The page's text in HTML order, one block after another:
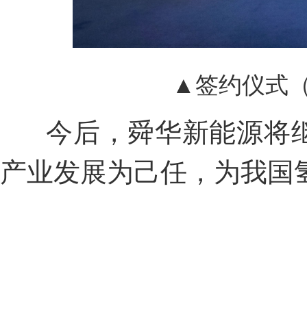
▲签约仪式
今后，舜华新能源将
产业发展为己任，为我国